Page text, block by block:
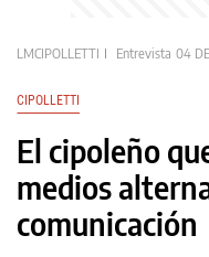
LMCIPOLLETTI Entrevista 04
CIPOLLETTI
El cipoleño
medios
comunicación